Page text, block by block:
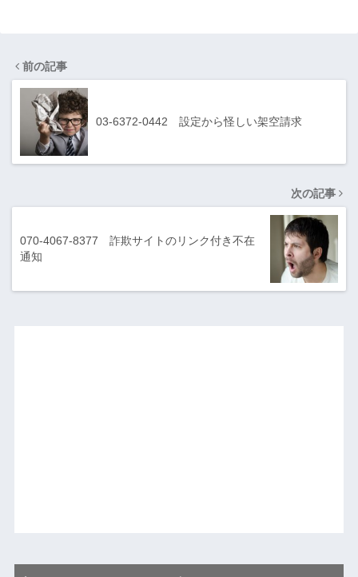
前の記事
03-6372-0442 設定から怪しい架空請求
次の記事
070-4067-8377 詐欺サイトのリンク付き不在
通知